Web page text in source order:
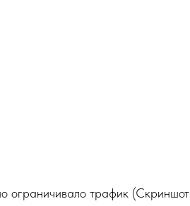
ограничивало трафик (Скриншот